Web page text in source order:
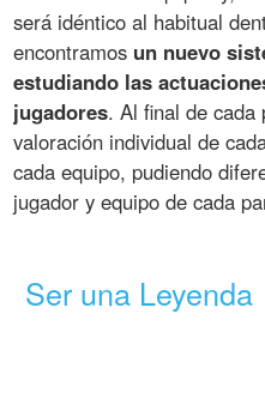
será idéntico al habitual
encontramos un nuevo
estudiando las
jugadores. Al final de
valoración individual de
cada equipo, pudiendo
jugador y equipo de cada
Ser una Leyenda